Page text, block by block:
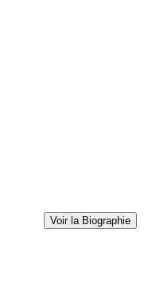
Voir la Biographie